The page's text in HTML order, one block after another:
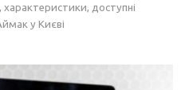
характеристики, доступні
у Києві